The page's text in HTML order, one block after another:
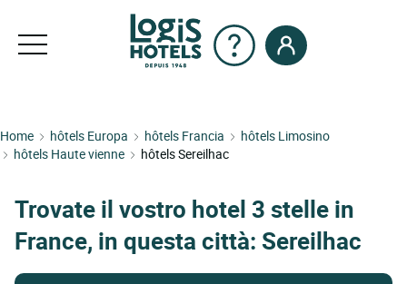
Home hôtels Europa hôtels Francia
hôtels Limosino
hôtels Haute vienne
hôtels Sereilhac
Trovate il vostro hotel 3 stelle in
France, in questa città: Sereilhac